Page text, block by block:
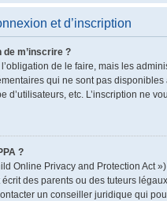
et d’inscription
de m’inscrire ?
l’obligation de le faire, mais les
qui ne sont pas
d’utilisateurs, etc. L’inscription ne
?
Online Privacy and Protection Act
des parents ou des tuteurs
un conseiller juridique qui